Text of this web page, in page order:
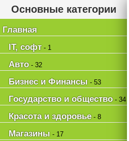
Основные категории
Главная
IT, софт- 1
Авто- 32
Бизнес и Финансы - 53
Государство и общество- 34
Красота и здоровье- 8
Магазины - 17